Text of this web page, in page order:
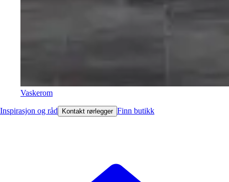
Vaskerom
Inspirasjon og råd Kontakt rørlegger Finn butikk